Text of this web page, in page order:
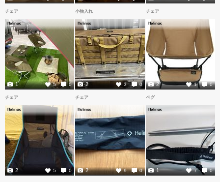
チェア
Helinox
5 0
1
小物入れ
Helinox
3 0
2
チェア
Helinox
1 0
2
チェア
Helinox
5 0
2
チェア
Helinox
9 0
2
ペグ
Helinox
7 0
1